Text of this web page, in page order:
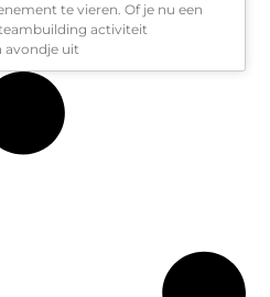
te vieren. Of je nu een
activiteit
avondje uit